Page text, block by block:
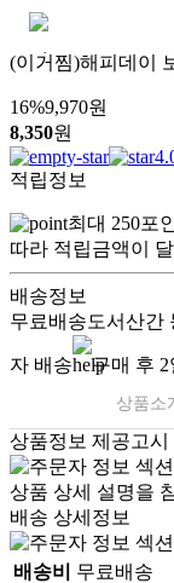
(이거찜)해피데이
16%9,970원
8,350원
적립정보
최대 250포
따라 적립금액이
배송정보
무료배송도서산간
자 배송 구매 후
상품소
상품정보 제공고시
상품 상세 설명을
배송 상세정보
배송비
무료배송